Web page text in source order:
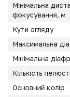
Мінімальна
фокусування, м
Кути огляду
Максимальна
Мінімальна
Кількість
Основний колір